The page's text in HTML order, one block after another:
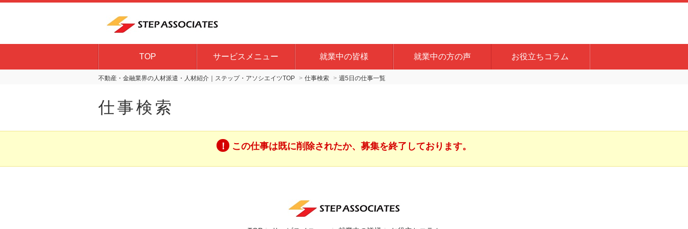
TOP サービスメニュー 就業中の皆様 就業中の方の声 お役立ちコラム
不動産・金融業界の人材派遣・人材紹介｜ステップ・アソシエイツTOP 仕事検索 週5日の仕事一覧
仕事検索
この仕事は既に削除されたか、募集を終了しております。